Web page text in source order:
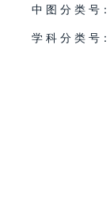
中 图 分 类 号：
学 科 分 类 号：